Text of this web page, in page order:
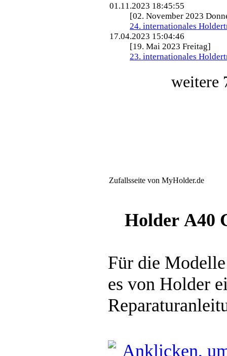
01.11.2023 18:45:55
[02. November 2023
24. internationales
17.04.2023 15:04:46
[19. Mai 2023 Freitag]
23. internationales
Zufallsseite von MyHolder.de
Holder A40
Für die
es von Holder